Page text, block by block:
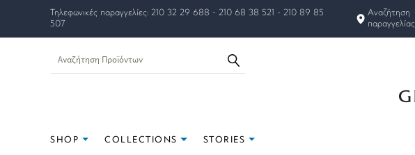
Τηλεφωνικές παραγγελίες: 210 32 29 688 - 210 68 38 521 - 210 89 85
507
Αναζήτηση
παραγγελίας
SHOP COLLECTIONS STORIES